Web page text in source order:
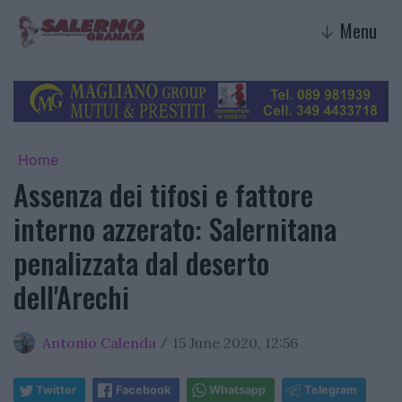
↓ Menu
Home
Assenza dei tifosi e fattore
interno azzerato: Salernitana
penalizzata dal deserto
dell'Arechi
Antonio Calenda / 15 June 2020, 12:56
Twitter Facebook Whatsapp Telegram